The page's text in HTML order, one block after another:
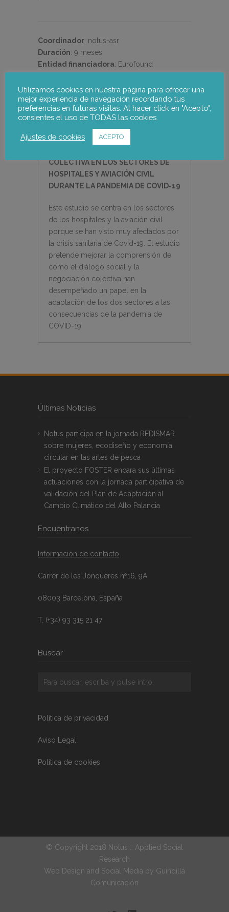
Coordinador: notus-asr
Duración: 9 meses
Entidad financiadora: Eurofound
Arbeitswelt [FORBA] (AT)
Descripción
COLECTIVA EN LOS SECTORES DE
HOSPITALES Y AVIACIÓN CIVIL
DURANTE LA PANDEMIA DE COVID-19
Este estudio se centra en los sectores
de los hospitales y la aviación civil
porque se han visto muy afectados por
la crisis sanitaria de Covid-19. El estudio
pretende mejorar la comprensión de
cómo el diálogo social y la
negociación colectiva han
desempeñado un papel en la
adaptación de los dos sectores a las
consecuencias de la pandemia de
COVID-19
Últimas Noticias
Notus participa en la jornada REDISMAR
sobre mujeres, ecodiseño y economía
circular en las artes de pesca
El proyecto FOSTER encara sus últimas
actuaciones con la jornada participativa de
validación del Plan de Adaptación al
Cambio Climático del Alto Palancia
Encuéntranos
Información de contacto
Carrer de les Jonqueres nº16, 9A
08003 Barcelona, España
T. (+34) 93 315 21 47
Buscar
Política de privacidad
Aviso Legal
Política de cookies
© Copyright 2018 Notus :: Applied Social
Research
Web Design and Social Media by Guindilla
Comunicación
Utilizamos cookies en nuestra página para ofrecer una
mejor experiencia de navegación recordando tus
preferencias en futuras visitas. Al hacer click en "Acepto",
consientes el uso de TODAS las cookies.
Ajustes de cookies ACEPTO